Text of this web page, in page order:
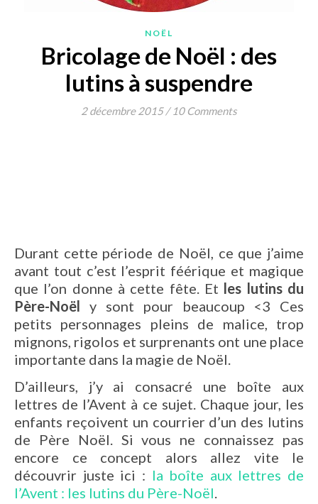
NOËL
Bricolage de Noël : des
lutins à suspendre
2 décembre 2015 / 10 Comments
Durant cette période de Noël, ce que j’aime
avant tout c’est l’esprit féérique et magique
que l’on donne à cette fête. Et les lutins du
Père-Noël y sont pour beaucoup <3 Ces
petits personnages pleins de malice, trop
mignons, rigolos et surprenants ont une place
importante dans la magie de Noël.
D’ailleurs, j’y ai consacré une boîte aux
lettres de l’Avent à ce sujet. Chaque jour, les
enfants reçoivent un courrier d’un des lutins
de Père Noël. Si vous ne connaissez pas
encore ce concept alors allez vite le
découvrir juste ici : la boîte aux lettres de
l’Avent : les lutins du Père-Noël.